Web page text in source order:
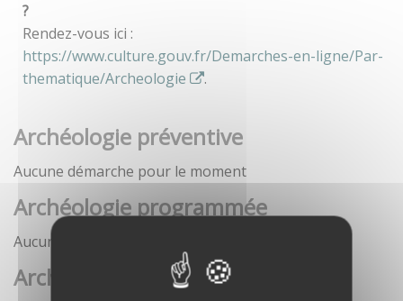
?
Rendez-vous ici :
https://www.culture.gouv.fr/Demarches-en-ligne/Par-
thematique/Archeologie
.
Archéologie préventive
Aucune démarche pour le moment
Archéologie programmée
Aucune démarche pour le moment
Archéologie sous-marine